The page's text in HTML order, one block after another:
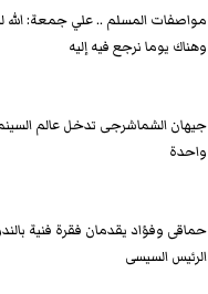
مواصفات المسلم .. علي جمعة: الله لم
وهناك يوما نرجع فيه إليه
واحدة
حماقى وفؤاد يقدمان فقرة فنية
الرئيس السيسى